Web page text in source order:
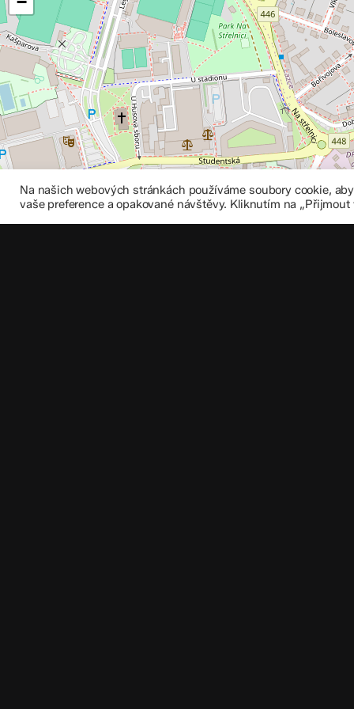
Na našich webových stránkách používáme soubory cookie,
vaše preference a opakované návštěvy. Kliknutím na